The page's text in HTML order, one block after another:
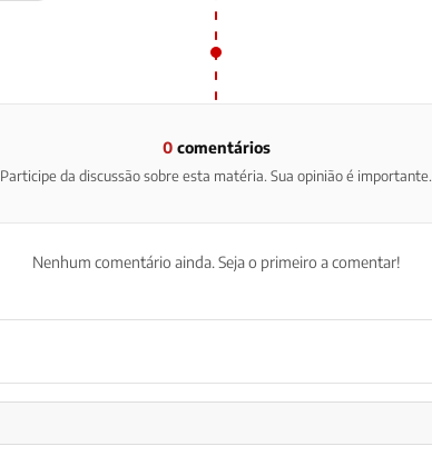
0comentários
Participe da discussão sobre esta matéria. Sua opinião é importante.
Nenhum comentário ainda. Seja o primeiro a comentar!